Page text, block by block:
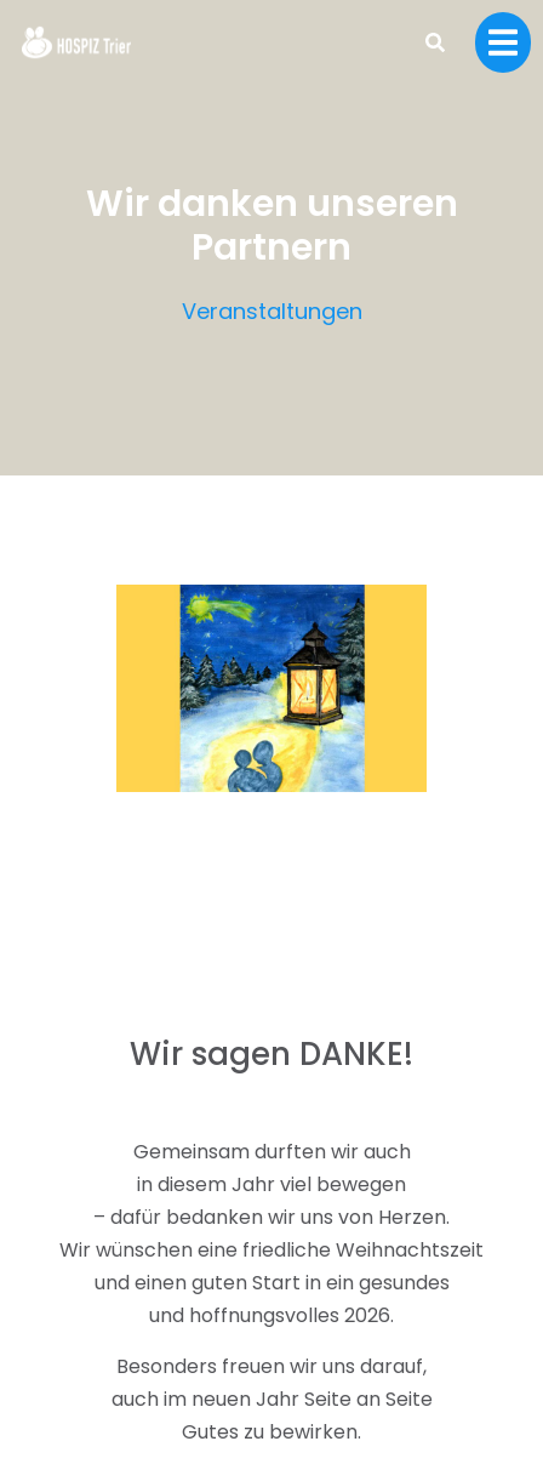
Wir danken unseren
Partnern
Veranstaltungen
Wir sagen DANKE!
Gemeinsam durften wir auch
in diesem Jahr viel bewegen
– dafür bedanken wir uns von Herzen.
Wir wünschen eine friedliche Weihnachtszeit
und einen guten Start in ein gesundes
und hoffnungsvolles 2026.
Besonders freuen wir uns darauf,
auch im neuen Jahr Seite an Seite
Gutes zu bewirken.